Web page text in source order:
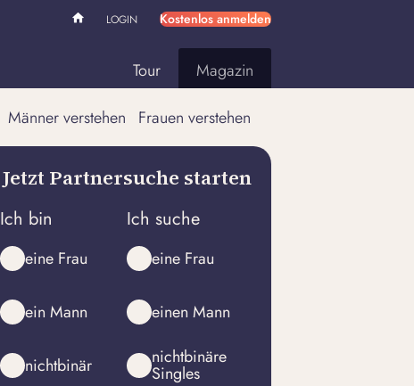
LOGIN Kostenlos anmelden
Tour Magazin
Männer verstehen Frauen verstehen
Jetzt Partnersuche starten
Ich bin
eine Frau
ein Mann
nichtbinär
Ich suche
eine Frau
einen Mann
nichtbinäre
Singles